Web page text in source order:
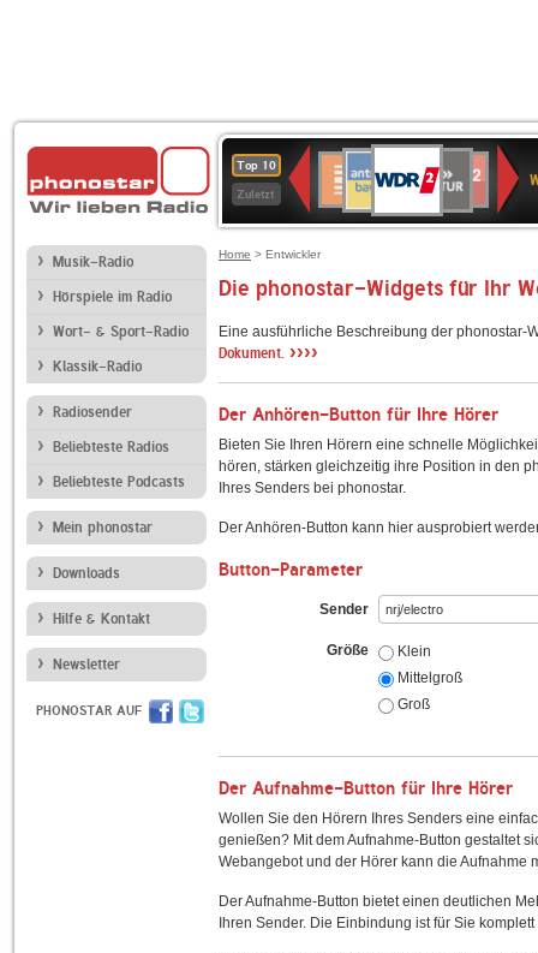
Top 10
Zuletzt
Deutschlandfunk
90er
OLDIE
ANTENNE
4
KLASSIK
Deutschlandfunk
KulturBAYERN
2
Kultur
NDR
2
Musik-Radio
Hörspiele im Radio
Wort- & Sport-Radio
Klassik-Radio
Radiosender
Beliebteste Radios
Beliebteste Podcasts
Mein phonostar
Downloads
Hilfe & Kontakt
Newsletter
PHONOSTAR AUF
Home > Entwickler
Die phonostar-Widgets für Ihr
Eine ausführliche Beschreibung der
Dokument. ››››
Der Anhören-Button für Ihre Hörer
Bieten Sie Ihren Hörern eine schnelle
hören, stärken gleichzeitig ihre Position in den
Ihres Senders bei phonostar.
Der Anhören-Button kann hier ausprobiert
Button-Parameter
Sender
Größe
Klein
Mittelgroß
Groß
Der Aufnahme-Button für Ihre Hörer
Wollen Sie den Hörern Ihres Senders eine
genießen? Mit dem Aufnahme-Button gestaltet
Webangebot und der Hörer kann die Aufnahme
Der Aufnahme-Button bietet einen deutlichen
Ihren Sender. Die Einbindung ist für Sie